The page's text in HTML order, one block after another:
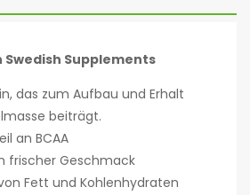
Swedish Supplements
das zum Aufbau und Erhalt
beiträgt.
an BCAA
frischer Geschmack
Fett und Kohlenhydraten